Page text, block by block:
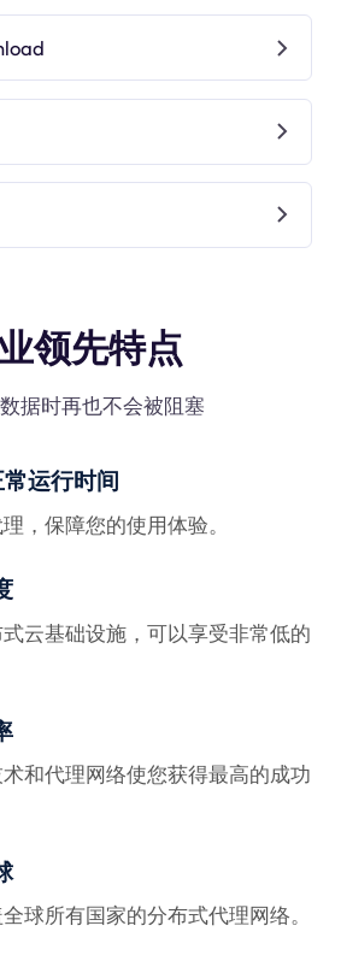
领先特点
据时再也不会被阻塞
常运行时间
，保障您的使用体验。
云基础设施，可以享受非常低的
和代理网络使您获得最高的成功
球所有国家的分布式代理网络。